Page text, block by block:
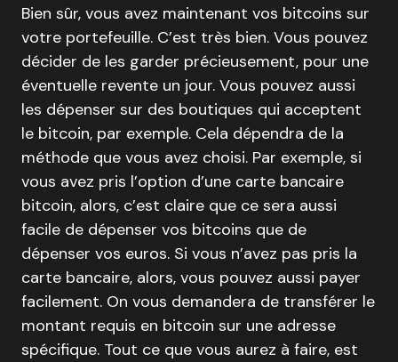
Bien sûr, vous avez maintenant vos bitcoins sur
votre portefeuille. C’est très bien. Vous pouvez
décider de les garder précieusement, pour une
éventuelle revente un jour. Vous pouvez aussi
les dépenser sur des boutiques qui acceptent
le bitcoin, par exemple. Cela dépendra de la
méthode que vous avez choisi. Par exemple, si
vous avez pris l’option d’une carte bancaire
bitcoin, alors, c’est claire que ce sera aussi
facile de dépenser vos bitcoins que de
dépenser vos euros. Si vous n’avez pas pris la
carte bancaire, alors, vous pouvez aussi payer
facilement. On vous demandera de transférer le
montant requis en bitcoin sur une adresse
spécifique. Tout ce que vous aurez à faire, est